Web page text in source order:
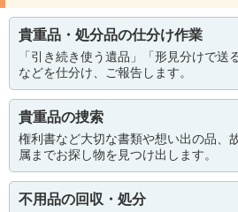
貴重品・処分品の仕分け作業
「引き続き使う遺品」「形見分けで送
などを仕分け、ご報告します。
貴重品の捜索
権利書など大切な書類や想い出の品、
属までお探し物を見つけ出します。
不用品の回収・処分